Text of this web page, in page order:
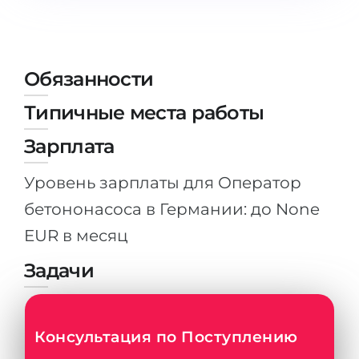
Штудиенколлеги
Курсы штудиенколлег
Freshman / Foundation
Подготовка к вузу
Подготовка к штудиенколлег
Специальные курсы
Математика
Портфолио
Земли
Второе Высшее
ПОСТУПАЕМ ПОСЛЕ...
Школы 11 классов
Школы 12 классов (NIS)
Колледжа
IB-Diploma
1 курса
2-3 курса
Бакалавриата
Обязанности
Типичные места работы
Зарплата
Уровень зарплаты для Оператор
бетононасоса в Германии: до None
EUR в месяц
Задачи
Консультация по Поступлению